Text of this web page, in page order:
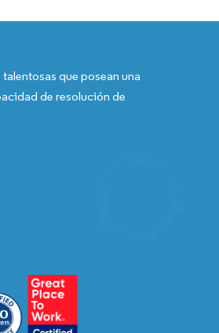
que posean una
de resolución de